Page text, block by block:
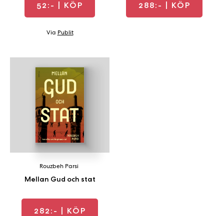
52:- | KÖP
Via Publit
288:- | KÖP
Mellan Gud och stat
Rouzbeh Parsi
282:- | KÖP